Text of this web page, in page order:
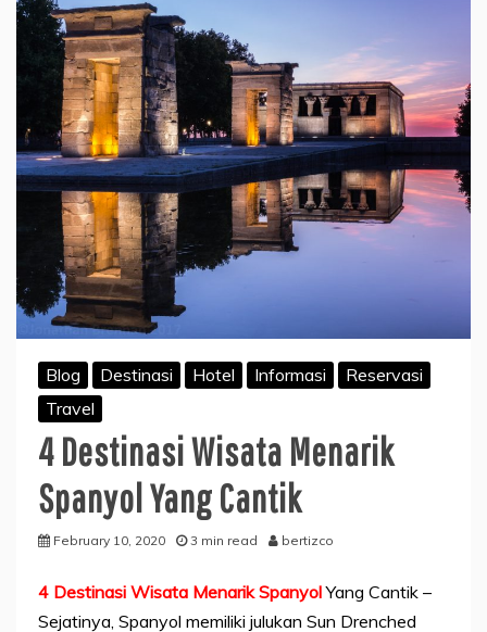
Blog Destinasi Hotel Informasi
Reservasi
Travel
4 Destinasi Wisata Menarik
Spanyol Yang Cantik
February 10, 2020 3 min read bertizco
4 Destinasi Wisata Menarik SpanyolYang Cantik –
Sejatinya, Spanyol memiliki julukan Sun Drenched